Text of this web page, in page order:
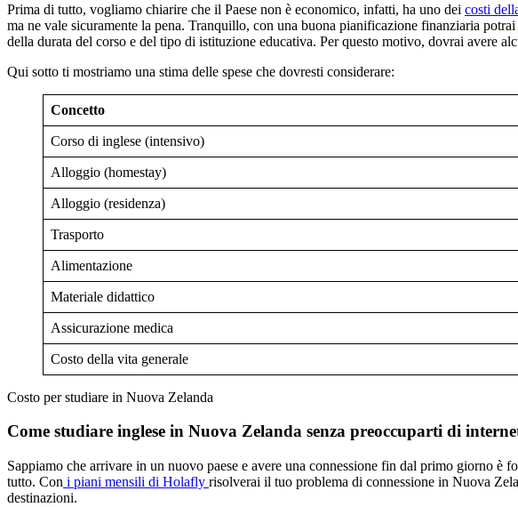
Prima di tutto, vogliamo chiarire che il Paese non è economico, infatti, ha uno dei costi
ma ne vale sicuramente la pena. Tranquillo, con una buona pianificazione finanziaria
della durata del corso e del tipo di istituzione educativa. Per questo motivo, dovrai avere
Qui sotto ti mostriamo una stima delle spese che dovresti considerare:
Concetto
Corso di inglese (intensivo)
Alloggio (homestay)
Alloggio (residenza)
Trasporto
Alimentazione
Materiale didattico
Assicurazione medica
Costo della vita generale
Costo per studiare in Nuova Zelanda
Come studiare inglese in Nuova Zelanda senza preoccuparti di
Sappiamo che arrivare in un nuovo paese e avere una connessione fin dal primo giorno è
tutto. Con i piani mensili di Holafly risolverai il tuo problema di connessione in Nuova
destinazioni.